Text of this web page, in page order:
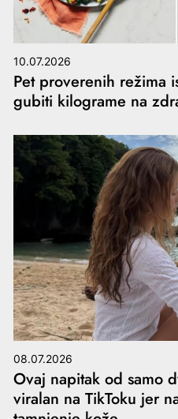
10.07.2026
Pet proverenih režima
gubiti kilograme na
08.07.2026
Ovaj napitak od samo
viralan na TikToku jer